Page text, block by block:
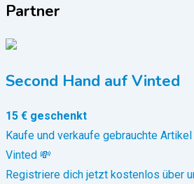
Partner
Second Hand auf Vinted
15 € geschenkt
Kaufe und verkaufe gebrauchte
Vinted 💸
Registriere dich jetzt kostenlos über